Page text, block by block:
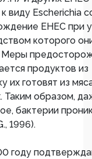
виду Escherichia
ЕНЕС при
которого
продуктов из
их готовят из
Таким образом,
бактерии
1996).
году